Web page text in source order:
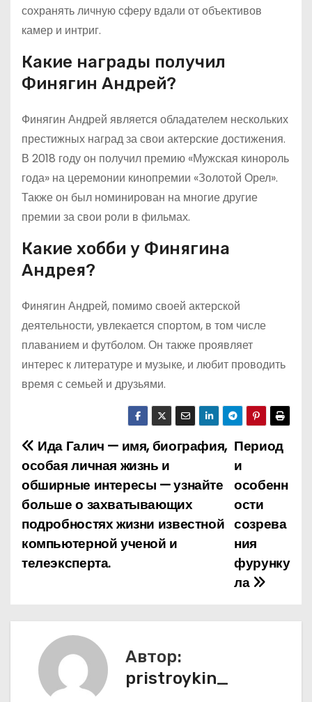
сохранять личную сферу вдали от объективов
камер и интриг.
Какие награды получил
Финягин Андрей?
Финягин Андрей является обладателем нескольких
престижных наград за свои актерские достижения.
В 2018 году он получил премию «Мужская кинороль
года» на церемонии кинопремии «Золотой Орел».
Также он был номинирован на многие другие
премии за свои роли в фильмах.
Какие хобби у Финягина
Андрея?
Финягин Андрей, помимо своей актерской
деятельности, увлекается спортом, в том числе
плаванием и футболом. Он также проявляет
интерес к литературе и музыке, и любит проводить
время с семьей и друзьями.
Н
а
в
и
г
ц
Период
и
особенн
ости
созрева
ния
фурунку
ла
Ида Галич — имя, биография,
особая личная жизнь и
обширные интересы — узнайте
больше о захватывающих
подробностях жизни известной
компьютерной ученой и
телеэксперта.
Автор:
pristroykin_